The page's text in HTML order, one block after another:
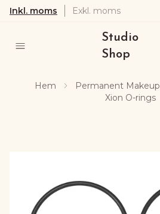
Inkl. moms Exkl. moms
Studio
Shop
Hem Permanent Makeup
Xion O-rings